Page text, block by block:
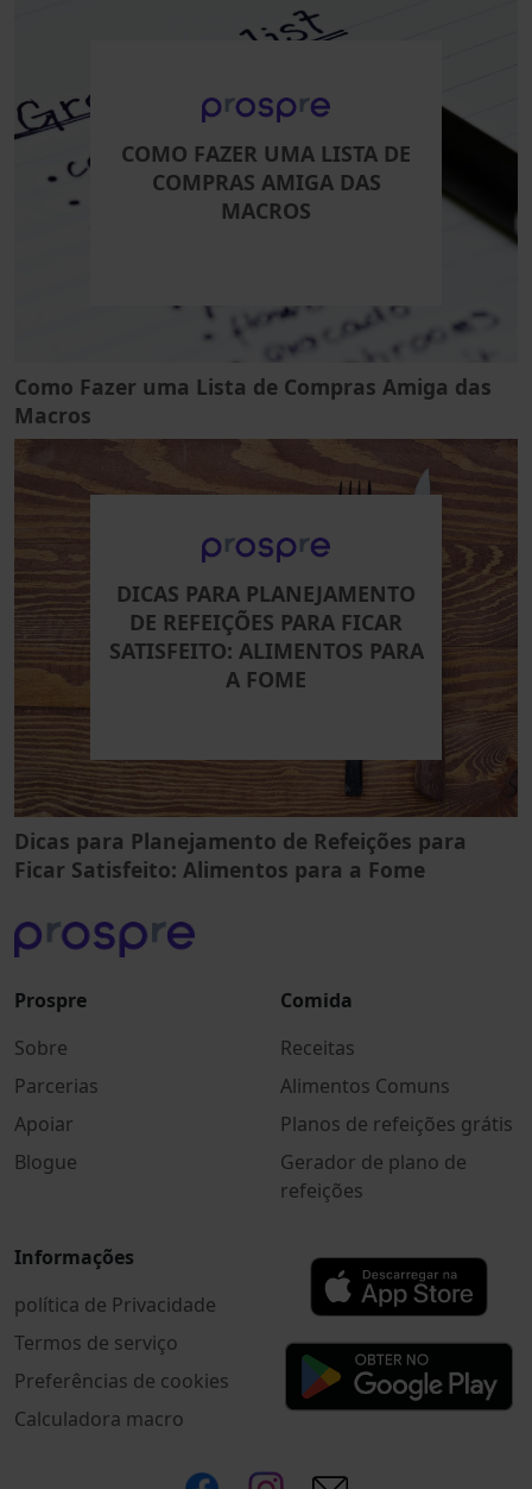
COMO FAZER UMA LISTA DE
COMPRAS AMIGA DAS
MACROS
Como Fazer uma Lista de Compras Amiga das
Macros
DICAS PARA PLANEJAMENTO
DE REFEIÇÕES PARA FICAR
SATISFEITO: ALIMENTOS PARA
A FOME
Dicas para Planejamento de Refeições para
Ficar Satisfeito: Alimentos para a Fome
Prospre
Sobre
Parcerias
Apoiar
Blogue
Comida
Receitas
Alimentos Comuns
Planos de refeições grátis
Gerador de plano de
refeições
Informações
política de Privacidade
Termos de serviço
Preferências de cookies
Calculadora macro